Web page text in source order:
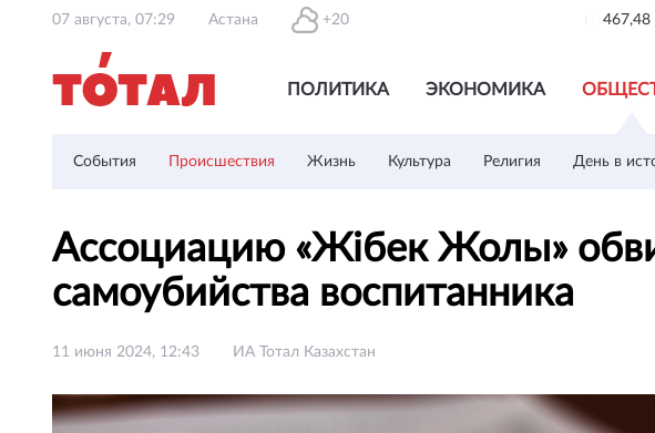
07 августа, 07:29 Астана +20 467,48
ПОЛИТИКА ЭКОНОМИКА
События Происшествия Жизнь Культура Религия День в
Ассоциацию «Жібек Жолы»
самоубийства воспитанника
11 июня 2024, 12:43 ИА Тотал Казахстан